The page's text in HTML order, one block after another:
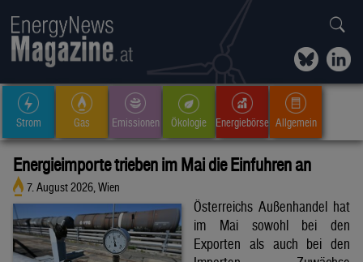
Strom Gas Emissionen Ökologie Energiebörse Allgemein
Energieimporte trieben im Mai die Einfuhren an
7. August 2026, Wien
Österreichs Außenhandel hat
im Mai sowohl bei den
Exporten als auch bei den